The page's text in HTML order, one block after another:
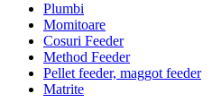
Plumbi
Momitoare
Cosuri Feeder
Method Feeder
Pellet feeder, maggot feeder
Matrite